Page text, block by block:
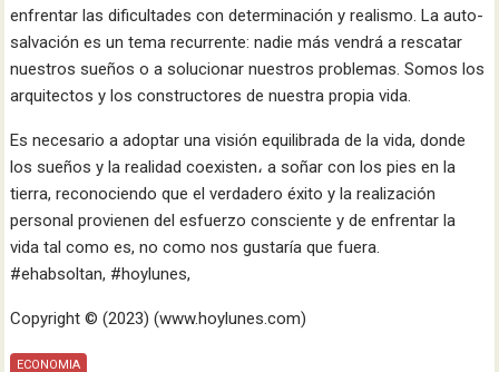
enfrentar las dificultades con determinación y realismo. La auto-
salvación es un tema recurrente: nadie más vendrá a rescatar
nuestros sueños o a solucionar nuestros problemas. Somos los
arquitectos y los constructores de nuestra propia vida.
Es necesario a adoptar una visión equilibrada de la vida, donde
los sueños y la realidad coexisten، a soñar con los pies en la
tierra, reconociendo que el verdadero éxito y la realización
personal provienen del esfuerzo consciente y de enfrentar la
vida tal como es, no como nos gustaría que fuera.
#ehabsoltan, #hoylunes,
Copyright ©️ (2023) (www.hoylunes.com)
ECONOMIA